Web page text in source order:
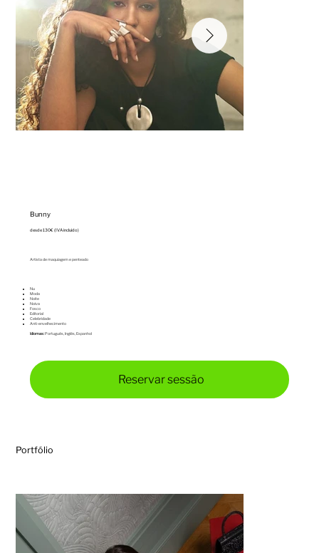
Reservar sessão
Artista de maquiagem e penteado
Bunny
desde 130€ (IVA incluido)
Nu
⁠Moda
⁠Noite
⁠Noiva
⁠Fosco
⁠Editorial
⁠Celebridade
Anti-envelhecimento
Idiomas:Português, Inglês, Espanhol
Portfólio